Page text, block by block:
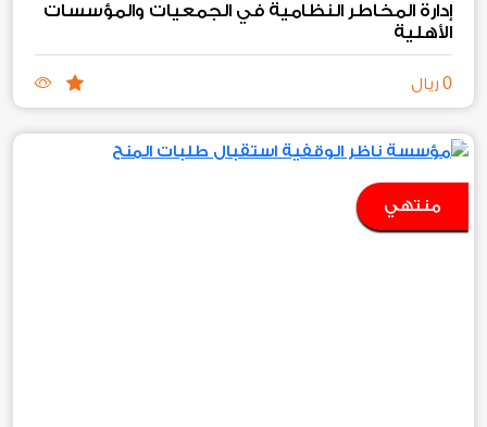
إدارة المخاطر النظامية في الجمعيات والمؤسسات
الأهلية
0 ريال
منتهي